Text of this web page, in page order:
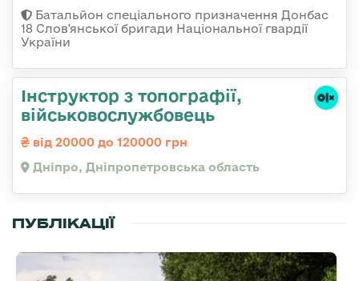
Батальйон спеціального призначення Донбас
18 Слов'янської бригади Національної гвардії
України
Інструктор з топографії,
військовослужбовець
від 20000 до 120000 грн
Дніпро, Дніпропетровська область
ПУБЛІКАЦІЇ